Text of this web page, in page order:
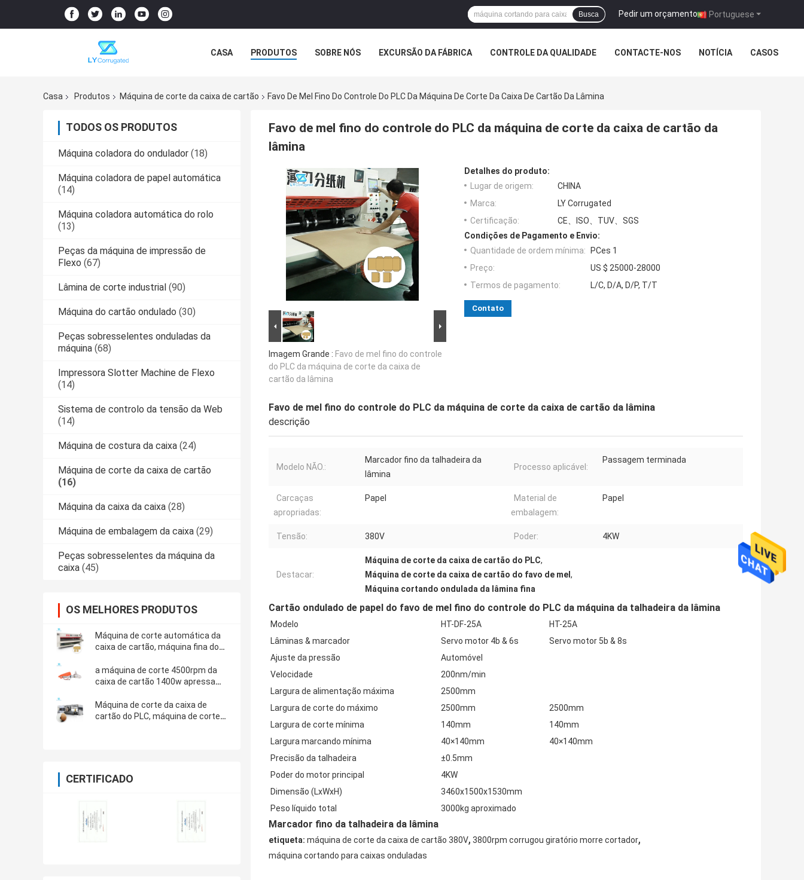
Portuguese
Pedir um orçamento |
Busca
CASA PRODUTOS SOBRE NÓS EXCURSÃO DA FÁBRICA CONTROLE DA QUALIDADE CONTACTE-NOS NOTÍCIA CASOS
Casa
Produtos Máquina de corte da caixa de cartão Favo De Mel Fino Do Controle Do PLC Da Máquina De Corte Da Caixa De Cartão Da Lâmina
TODOS OS PRODUTOS
Máquina coladora do ondulador (18)
Máquina coladora de papel automática
(14)
Máquina coladora automática do rolo
(13)
Peças da máquina de impressão de
Flexo (67)
Lâmina de corte industrial (90)
Máquina do cartão ondulado (30)
Peças sobresselentes onduladas da
máquina (68)
Impressora Slotter Machine de Flexo
(14)
Sistema de controlo da tensão da Web
(14)
Máquina de costura da caixa (24)
Máquina de corte da caixa de cartão
(16)
Máquina da caixa da caixa (28)
Máquina de embalagem da caixa (29)
Peças sobresselentes da máquina da
caixa (45)
OS MELHORES PRODUTOS
Máquina de corte automática da
caixa de cartão, máquina fina do
do ODM
a máquina de corte 4500rpm da
caixa de cartão 1400w apressa
Máquina de corte da caixa de
cartão do PLC, máquina de corte
CERTIFICADO
Favo de mel fino do controle do PLC da máquina de corte da caixa de cartão da
lâmina
Imagem Grande : Favo de mel fino do controle
do PLC da máquina de corte da caixa de
cartão da lâmina
Detalhes do produto:
Lugar de origem:
CHINA
Marca:
LY Corrugated
Certificação:
CE、ISO、TUV、SGS
Condições de Pagamento e Envio:
Quantidade de ordem mínima:
PCes 1
Preço:
US $ 25000-28000
Termos de pagamento:
L/C, D/A, D/P, T/T
Contato
Favo de mel fino do controle do PLC da máquina de corte da caixa de cartão da lâmina
descrição
Modelo NÃO.:
Marcador fino da talhadeira da
lâmina
Processo aplicável:
Passagem terminada
Carcaças
apropriadas:
Papel
Material de
embalagem:
Papel
Tensão: 380V Poder: 4KW
Destacar:
Máquina de corte da caixa de cartão do PLC,
Máquina de corte da caixa de cartão do favo de mel ,
Máquina cortando ondulada da lâmina fina
Cartão ondulado de papel do favo de mel fino do controle do PLC da máquina da talhadeira da lâmina
Modelo HT-DF-25A
HT-25A
Lâminas & marcador
Servo motor 4b & 6s
Servo motor 5b & 8s
Ajuste da pressão
Automóvel
Velocidade
200nm/min
Largura de alimentação máxima
2500mm
Largura de corte do máximo
2500mm
2500mm
Largura de corte mínima
140mm
140mm
Largura marcando mínima
40×140mm
40×140mm
Precisão da talhadeira
±0.5mm
Poder do motor principal
4KW
Dimensão (LxWxH)
3460x1500x1530mm
Peso líquido total
3000kg aproximado
Marcador fino da talhadeira da lâmina
etiqueta: máquina de corte da caixa de cartão 380V, 3800rpm corrugou giratório morre cortador,
máquina cortando para caixas onduladas